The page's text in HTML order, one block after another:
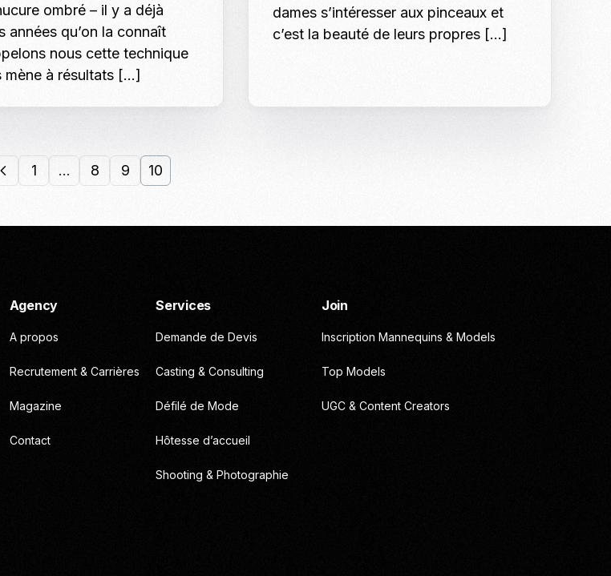
ombré – il y a déjà
années qu’on la connaît
nous cette technique
mène à résultats […]
dames s’intéresser aux pinceaux et
c’est la beauté de leurs propres […]
1 … 8 9 10
Agency
A propos
Recrutement & Carrières
Magazine
Contact
Services
Demande de Devis
Casting & Consulting
Défilé de Mode
Hôtesse d’accueil
Shooting & Photographie
Join
Inscription Mannequins & Models
Top Models
UGC & Content Creators